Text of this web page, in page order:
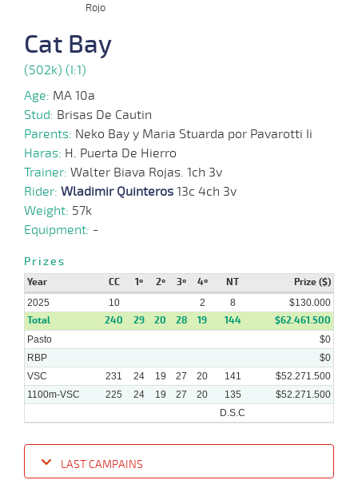
Rojo
Cat Bay
(502k) (I:1)
Age: MA 10a
Stud: Brisas De Cautin
Parents: Neko Bay y Maria Stuarda por Pavarotti Ii
Haras: H. Puerta De Hierro
Trainer: Walter Biava Rojas. 1ch 3v
Rider: Wladimir Quinteros 13c 4ch 3v
Weight: 57k
Equipment: -
Prizes
Year CC 1º 2º 3º 4º NT Prize ($)
2025 10 2 8 $130.000
Total 240 29 20 28 19 144 $62.461.500
Pasto
$0
RBP
$0
VSC
231 24 19 27 20 141
$52.271.500
1100m-VSC
225 24 19 27 20 135
$52.271.500
D.S.C
LAST CAMPAINS